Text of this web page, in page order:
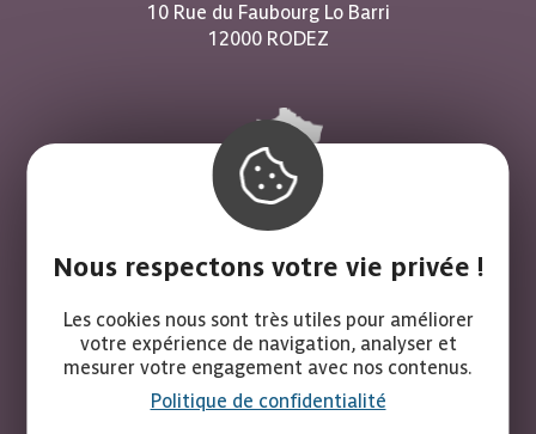
Nous respectons votre vie privée !
Les cookies nous sont très utiles pour améliorer
votre expérience de navigation, analyser et
mesurer votre engagement avec nos contenus.
Politique de confidentialité
10 Rue du Faubourg Lo Barri
12000 RODEZ
Comment venir ?
Nous contacter
05 65 67 85 90
accueil@smica.fr